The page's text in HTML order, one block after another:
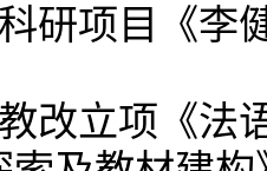
研项目《李
改立项《法